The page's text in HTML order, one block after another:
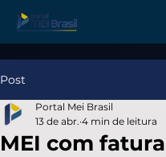
Post
MEI com
Portal Mei Brasil
13 de abr. 4 min de leitura